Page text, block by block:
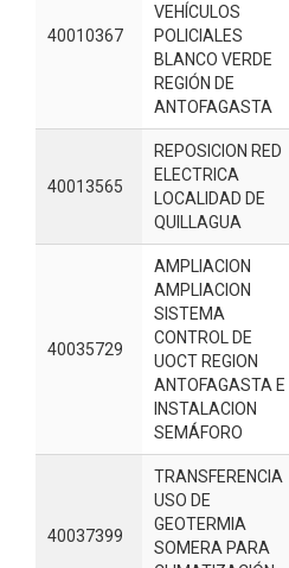
40010367
VEHÍCULOS
POLICIALES
BLANCO VERDE
REGIÓN DE
ANTOFAGASTA
40013565
REPOSICION RED
ELECTRICA
LOCALIDAD DE
QUILLAGUA
40035729
AMPLIACION
AMPLIACION
SISTEMA
CONTROL DE
UOCT REGION
ANTOFAGASTA E
INSTALACION
SEMÁFORO
40037399
TRANSFERENCIA
USO DE
GEOTERMIA
SOMERA PARA